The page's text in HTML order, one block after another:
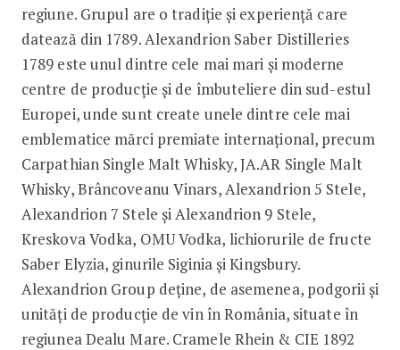
regiune. Grupul are o tradiție și experiență care
datează din 1789. Alexandrion Saber Distilleries
1789 este unul dintre cele mai mari și moderne
centre de producție și de îmbuteliere din sud-estul
Europei, unde sunt create unele dintre cele mai
emblematice mărci premiate internațional, precum
Carpathian Single Malt Whisky, JA.AR Single Malt
Whisky, Brâncoveanu Vinars, Alexandrion 5 Stele,
Alexandrion 7 Stele și Alexandrion 9 Stele,
Kreskova Vodka, OMU Vodka, lichiorurile de fructe
Saber Elyzia, ginurile Siginia și Kingsbury.
Alexandrion Group deține, de asemenea, podgorii și
unități de producție de vin în România, situate în
regiunea Dealu Mare. Cramele Rhein & CIE 1892